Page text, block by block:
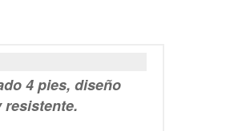
4 pies, diseño